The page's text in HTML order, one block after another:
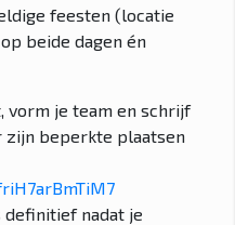
feesten (locatie
beide dagen én
vorm je team en schrijf
zijn beperkte plaatsen
definitief nadat je